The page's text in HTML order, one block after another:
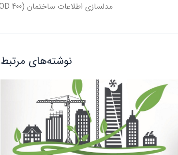
مدلسازی اطلاعات ساختمان (LOD 400)
نوشته‌های مرتبط